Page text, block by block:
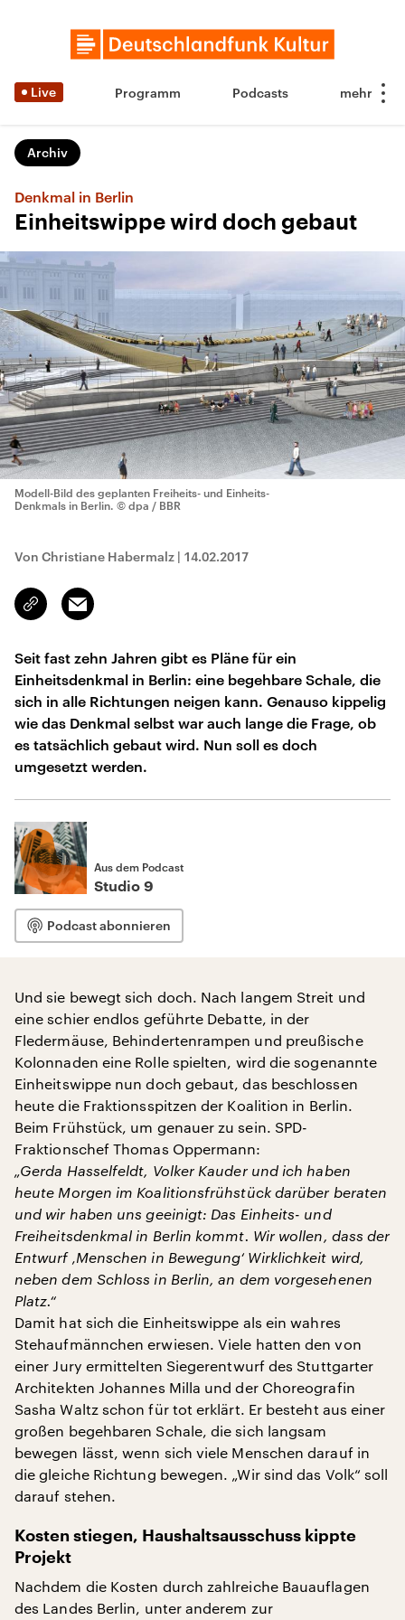
Live Programm Podcasts
Archiv
Denkmal in Berlin
Einheitswippe wird doch gebaut
Modell-Bild des geplanten Freiheits- und Einheits-
Denkmals in Berlin. © dpa / BBR
Von Christiane Habermalz | 14.02.2017
Link
kopieren/teilen
Email
Seit fast zehn Jahren gibt es Pläne für ein
Einheitsdenkmal in Berlin: eine begehbare Schale, die
sich in alle Richtungen neigen kann. Genauso kippelig
wie das Denkmal selbst war auch lange die Frage, ob
es tatsächlich gebaut wird. Nun soll es doch
umgesetzt werden.
Aus dem Podcast
Studio 9
Podcast abonnieren
Und sie bewegt sich doch. Nach langem Streit und
eine schier endlos geführte Debatte, in der
Fledermäuse, Behindertenrampen und preußische
Kolonnaden eine Rolle spielten, wird die sogenannte
Einheitswippe nun doch gebaut, das beschlossen
heute die Fraktionsspitzen der Koalition in Berlin.
Beim Frühstück, um genauer zu sein. SPD-
Fraktionschef Thomas Oppermann:
„Gerda Hasselfeldt, Volker Kauder und ich haben
heute Morgen im Koalitionsfrühstück darüber beraten
und wir haben uns geeinigt: Das Einheits- und
Freiheitsdenkmal in Berlin kommt. Wir wollen, dass der
Entwurf ‚Menschen in Bewegung‘ Wirklichkeit wird,
neben dem Schloss in Berlin, an dem vorgesehenen
Platz.“
Damit hat sich die Einheitswippe als ein wahres
Stehaufmännchen erwiesen. Viele hatten den von
einer Jury ermittelten Siegerentwurf des Stuttgarter
Architekten Johannes Milla und der Choreografin
Sasha Waltz schon für tot erklärt. Er besteht aus einer
großen begehbaren Schale, die sich langsam
bewegen lässt, wenn sich viele Menschen darauf in
die gleiche Richtung bewegen. „Wir sind das Volk“ soll
darauf stehen.
Kosten stiegen, Haushaltsausschuss kippte
Projekt
Nachdem die Kosten durch zahlreiche Bauauflagen
des Landes Berlin, unter anderem zur